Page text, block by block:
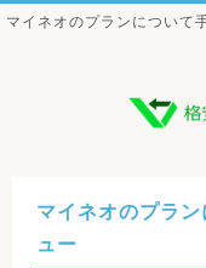
マイネオのプランについて
マイネオのプラ
ュー